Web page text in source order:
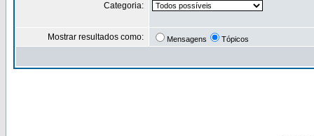
Categoria:
Mostrar resultados como: Mensagens Tópicos